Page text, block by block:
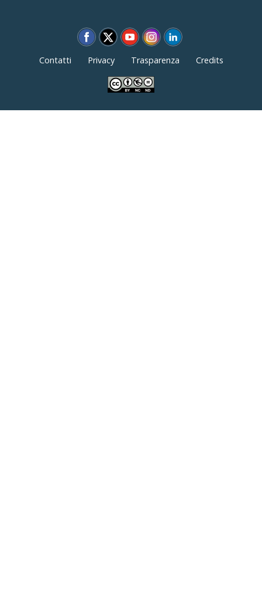
Contatti Privacy Trasparenza Credits